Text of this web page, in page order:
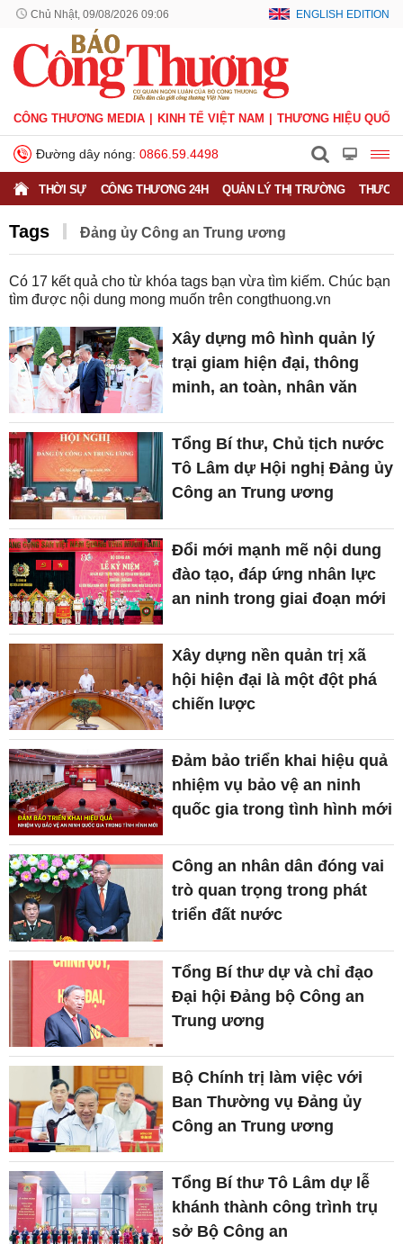
Chủ Nhật, 09/08/2026 09:06 ENGLISH EDITION
CÔNG THƯƠNG MEDIA KINH TẾ VIỆT NAM THƯƠNG HIỆU QUỐC
Đường dây nóng: 0866.59.4498
THỜI SỰ CÔNG THƯƠNG 24H QUẢN LÝ THỊ TRƯỜNG
Tags Đảng ủy Công an Trung ương
Có 17 kết quả cho từ khóa tags bạn vừa tìm kiếm. Chúc bạn
tìm được nội dung mong muốn trên congthuong.vn
Xây dựng mô hình quản lý
trại giam hiện đại, thông
minh, an toàn, nhân văn
Tổng Bí thư, Chủ tịch nước
Tô Lâm dự Hội nghị Đảng ủy
Công an Trung ương
Đổi mới mạnh mẽ nội dung
đào tạo, đáp ứng nhân lực
an ninh trong giai đoạn mới
Xây dựng nền quản trị xã
hội hiện đại là một đột phá
chiến lược
Đảm bảo triển khai hiệu quả
nhiệm vụ bảo vệ an ninh
quốc gia trong tình hình mới
Công an nhân dân đóng vai
trò quan trọng trong phát
triển đất nước
Tổng Bí thư dự và chỉ đạo
Đại hội Đảng bộ Công an
Trung ương
Bộ Chính trị làm việc với
Ban Thường vụ Đảng ủy
Công an Trung ương
Tổng Bí thư Tô Lâm dự lễ
khánh thành công trình trụ
sở Bộ Công an